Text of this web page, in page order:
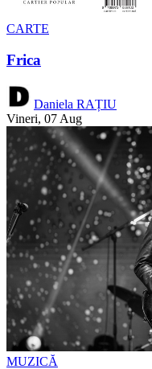
CARTE
Frica
Daniela RAȚIU
Vineri, 07 Aug
MUZICĂ